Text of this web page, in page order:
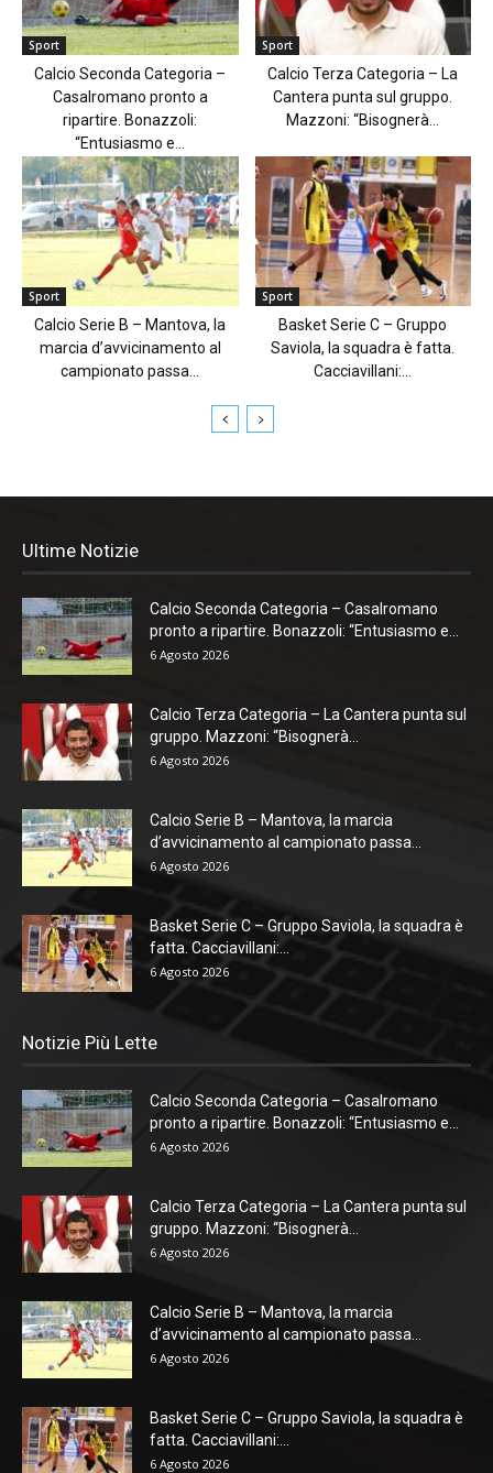
Sport
Calcio Seconda Categoria –
Casalromano pronto a
ripartire. Bonazzoli:
“Entusiasmo e...
Sport
Calcio Terza Categoria – La
Cantera punta sul gruppo.
Mazzoni: “Bisognerà...
Sport
Calcio Serie B – Mantova, la
marcia d’avvicinamento al
campionato passa...
Sport
Basket Serie C – Gruppo
Saviola, la squadra è fatta.
Cacciavillani:...
Ultime Notizie
Calcio Seconda Categoria – Casalromano
pronto a ripartire. Bonazzoli: “Entusiasmo e...
6 Agosto 2026
Calcio Terza Categoria – La Cantera punta sul
gruppo. Mazzoni: “Bisognerà...
6 Agosto 2026
Calcio Serie B – Mantova, la marcia
d’avvicinamento al campionato passa...
6 Agosto 2026
Basket Serie C – Gruppo Saviola, la squadra è
fatta. Cacciavillani:...
6 Agosto 2026
Notizie Più Lette
Calcio Seconda Categoria – Casalromano
pronto a ripartire. Bonazzoli: “Entusiasmo e...
6 Agosto 2026
Calcio Terza Categoria – La Cantera punta sul
gruppo. Mazzoni: “Bisognerà...
6 Agosto 2026
Calcio Serie B – Mantova, la marcia
d’avvicinamento al campionato passa...
6 Agosto 2026
Basket Serie C – Gruppo Saviola, la squadra è
fatta. Cacciavillani:...
6 Agosto 2026